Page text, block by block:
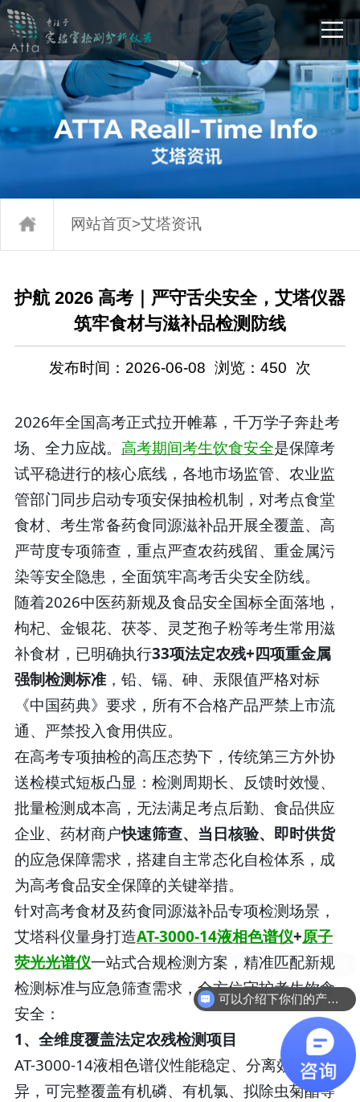
网站首页>艾塔资讯
护航 2026 高考｜严守舌尖安全，艾塔仪器
筑牢食材与滋补品检测防线
发布时间：2026-06-08 浏览： 450 次
2026年全国高考正式拉开帷幕，千万学子奔赴考
场、全力应战。 高考期间考生饮食安全是保障考
试平稳进行的核心底线，各地市场监管、农业监
管部门同步启动专项安保抽检机制，对考点食堂
食材、考生常备药食同源滋补品开展全覆盖、高
严苛度专项筛查，重点严查农药残留、重金属污
染等安全隐患，全面筑牢高考舌尖安全防线。
随着2026中医药新规及食品安全国标全面落地，
枸杞、金银花、茯苓、灵芝孢子粉等考生常用滋
补食材，已明确执行33项法定农残+四项重金属
强制检测标准，铅、镉、砷、汞限值严格对标
《中国药典》要求，所有不合格产品严禁上市流
通、严禁投入食用供应。
在高考专项抽检的高压态势下，传统第三方外协
送检模式短板凸显：检测周期长、反馈时效慢、
批量检测成本高，无法满足考点后勤、食品供应
企业、药材商户快速筛查、当日核验、即时供货
的应急保障需求，搭建自主常态化自检体系，成
为高考食品安全保障的关键举措。
针对高考食材及药食同源滋补品专项检测场景，
艾塔科仪量身打造AT-3000-14液相色谱仪+原子
荧光光谱仪一站式合规检测方案，精准匹配新规
检测标准与应急筛查需求，全方位守护考生饮食
安全：
1、全维度覆盖法定农残检测项目
AT-3000-14液相色谱仪性能稳定、分离效果优
异，可完整覆盖有机磷、有机氯、拟除虫菊酯等
可以介绍下你们的产品么